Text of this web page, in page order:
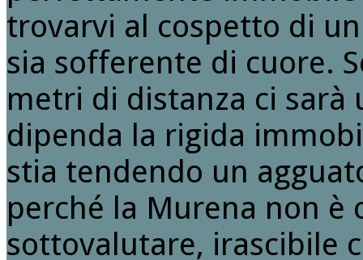
trovarvi al cospetto di
sia sofferente di cuore.
metri di distanza ci sarà
dipenda la rigida
stia tendendo un
perché la Murena non è
sottovalutare, irascibile